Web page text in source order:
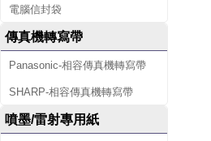
電腦信封袋
傳真機轉寫帶
Panasonic-相容傳真機轉寫帶
SHARP-相容傳真機轉寫帶
噴墨/雷射專用紙